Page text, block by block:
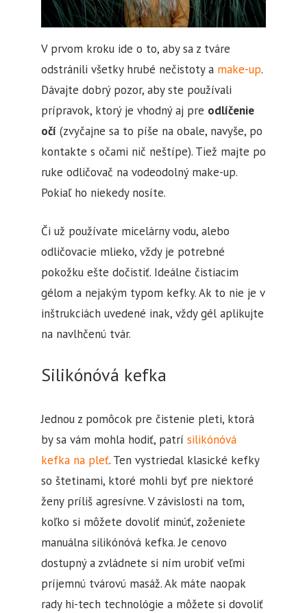
V prvom kroku ide o to, aby sa z tváre
odstránili všetky hrubé nečistoty a make-up.
Dávajte dobrý pozor, aby ste používali
prípravok, ktorý je vhodný aj pre odlíčenie
očí (zvyčajne sa to píše na obale, navyše, po
kontakte s očami nič neštípe). Tiež majte po
ruke odličovač na vodeodolný make-up.
Pokiaľ ho niekedy nosíte.
Či už používate micelárny vodu, alebo
odličovacie mlieko, vždy je potrebné
pokožku ešte dočistiť. Ideálne čistiacim
gélom a nejakým typom kefky. Ak to nie je v
inštrukciách uvedené inak, vždy gél aplikujte
na navlhčenú tvár.
Silikónóvá kefka
Jednou z pomôcok pre čistenie pleti, ktorá
by sa vám mohla hodiť, patrí silikónóvá
kefka na pleť. Ten vystriedal klasické kefky
so štetinami, ktoré mohli byť pre niektoré
ženy príliš agresívne. V závislosti na tom,
koľko si môžete dovoliť minúť, zoženiete
manuálna silikónóvá kefka. Je cenovo
dostupný a zvládnete si ním urobiť veľmi
príjemnú tvárovú masáž. Ak máte naopak
rady hi-tech technológie a môžete si dovoliť